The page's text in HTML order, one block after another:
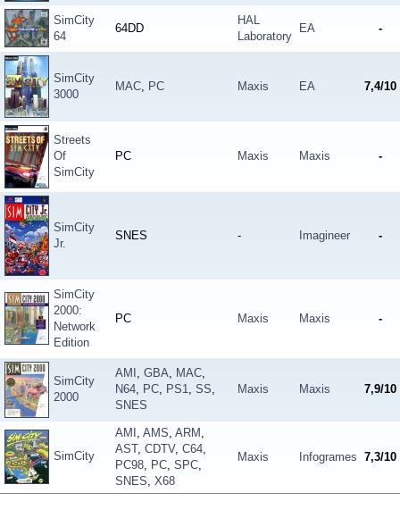
SimCity
64
64DD
HAL
Laboratory
EA -
SimCity
3000
MAC, PC Maxis EA 7,4/10
Streets
Of
SimCity
PC Maxis Maxis -
SimCity
Jr.
SNES - Imagineer -
SimCity
2000:
Network
Edition
PC Maxis Maxis -
SimCity
2000
AMI , GBA, MAC,
N64, PC, PS1, SS,
SNES
Maxis Maxis 7,9/10
SimCity
AMI , AMS, ARM ,
AST, CDTV, C64,
PC98, PC, SPC,
SNES, X68
Maxis Infogrames 7,3/10